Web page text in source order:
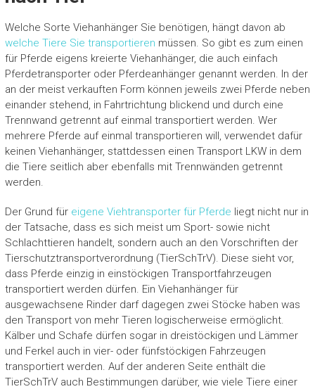
Welche Sorte Viehanhänger Sie benötigen, hängt davon ab
welche Tiere Sie transportieren müssen. So gibt es zum einen
für Pferde eigens kreierte Viehanhänger, die auch einfach
Pferdetransporter oder Pferdeanhänger genannt werden. In der
an der meist verkauften Form können jeweils zwei Pferde neben
einander stehend, in Fahrtrichtung blickend und durch eine
Trennwand getrennt auf einmal transportiert werden. Wer
mehrere Pferde auf einmal transportieren will, verwendet dafür
keinen Viehanhänger, stattdessen einen Transport LKW in dem
die Tiere seitlich aber ebenfalls mit Trennwänden getrennt
werden.
Der Grund für eigene Viehtransporter für Pferde liegt nicht nur in
der Tatsache, dass es sich meist um Sport- sowie nicht
Schlachttieren handelt, sondern auch an den Vorschriften der
Tierschutztransportverordnung (TierSchTrV). Diese sieht vor,
dass Pferde einzig in einstöckigen Transportfahrzeugen
transportiert werden dürfen. Ein Viehanhänger für
ausgewachsene Rinder darf dagegen zwei Stöcke haben was
den Transport von mehr Tieren logischerweise ermöglicht.
Kälber und Schafe dürfen sogar in dreistöckigen und Lämmer
und Ferkel auch in vier- oder fünfstöckigen Fahrzeugen
transportiert werden. Auf der anderen Seite enthält die
TierSchTrV auch Bestimmungen darüber, wie viele Tiere einer